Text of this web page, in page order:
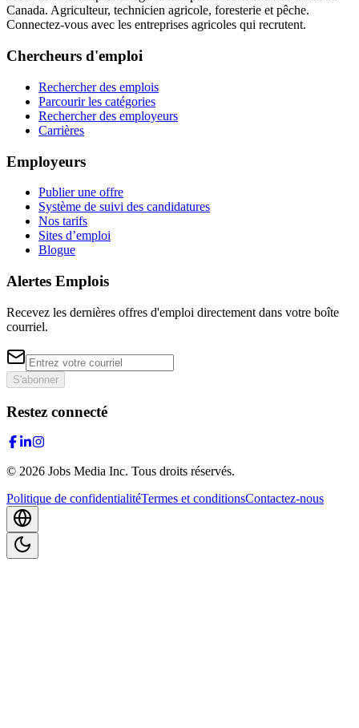
Canada. Agriculteur, technicien agricole, foresterie et pêche.
Connectez-vous avec les entreprises agricoles qui recrutent.
Chercheurs d'emploi
Rechercher des emplois
Parcourir les catégories
Rechercher des employeurs
Carrières
Employeurs
Publier une offre
Système de suivi des candidatures
Nos tarifs
Sites d’emploi
Blogue
Alertes Emplois
Recevez les dernières offres d'emploi directement dans votre boîte
courriel.
S'abonner
Restez connecté
© 2026 Jobs Media Inc. Tous droits réservés.
Politique de confidentialitéTermes et conditionsContactez-nous